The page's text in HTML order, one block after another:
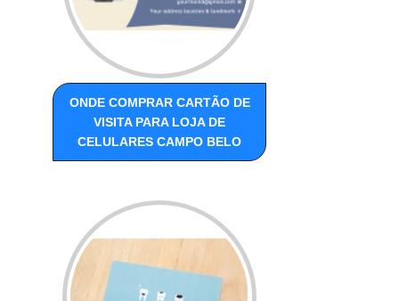
ONDE COMPRAR CARTÃO DE
VISITA PARA LOJA DE
CELULARES CAMPO BELO